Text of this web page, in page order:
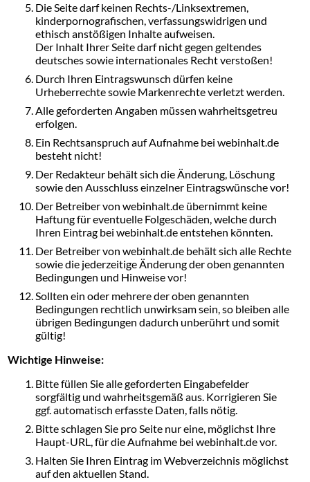
Die Seite darf keinen Rechts-/Linksextremen,
kinderpornografischen, verfassungswidrigen und
ethisch anstößigen Inhalte aufweisen.
Der Inhalt Ihrer Seite darf nicht gegen geltendes
deutsches sowie internationales Recht verstoßen!
Durch Ihren Eintragswunsch dürfen keine
Urheberrechte sowie Markenrechte verletzt werden.
Alle geforderten Angaben müssen wahrheitsgetreu
erfolgen.
Ein Rechtsanspruch auf Aufnahme bei webinhalt.de
besteht nicht!
Der Redakteur behält sich die Änderung, Löschung
sowie den Ausschluss einzelner Eintragswünsche vor!
Der Betreiber von webinhalt.de übernimmt keine
Haftung für eventuelle Folgeschäden, welche durch
Ihren Eintrag bei webinhalt.de entstehen könnten.
Der Betreiber von webinhalt.de behält sich alle Rechte
sowie die jederzeitige Änderung der oben genannten
Bedingungen und Hinweise vor!
Sollten ein oder mehrere der oben genannten
Bedingungen rechtlich unwirksam sein, so bleiben alle
übrigen Bedingungen dadurch unberührt und somit
gültig!
Wichtige Hinweise:
Bitte füllen Sie alle geforderten Eingabefelder
sorgfältig und wahrheitsgemäß aus. Korrigieren Sie
ggf. automatisch erfasste Daten, falls nötig.
Bitte schlagen Sie pro Seite nur eine, möglichst Ihre
Haupt-URL, für die Aufnahme bei webinhalt.de vor.
Halten Sie Ihren Eintrag im Webverzeichnis möglichst
auf den aktuellen Stand.